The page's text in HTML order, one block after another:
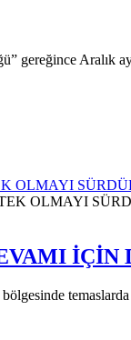
gereğince
OLMAYI
İÇİN